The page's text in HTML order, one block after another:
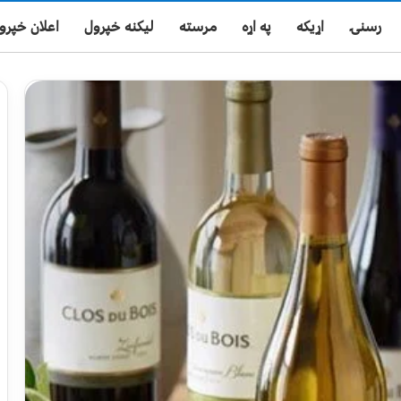
رسنۍ اړیکه په اړه مرسته لیکنه خپرول اعلان